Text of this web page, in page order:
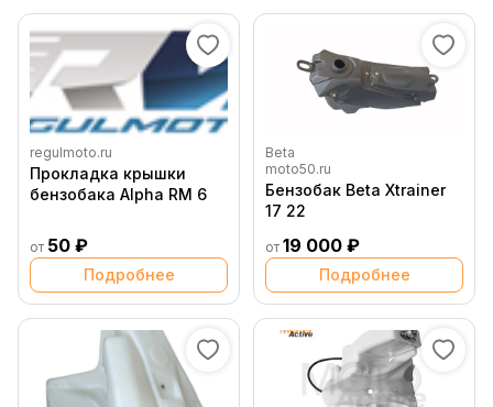
regulmoto.ru
Прокладка крышки
бензобака Alpha RM 6
от 50 ₽
Подробнее
Beta
moto50.ru
Бензобак Beta Xtrainer
17 22
от 19 000 ₽
Подробнее